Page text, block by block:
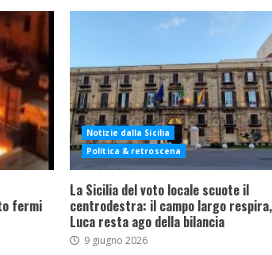
fermi
Notizie dalla Sicilia
Politica & retroscena
La Sicilia del voto locale scuote il
centrodestra: il campo largo
Luca resta ago della bilancia
9 giugno 2026